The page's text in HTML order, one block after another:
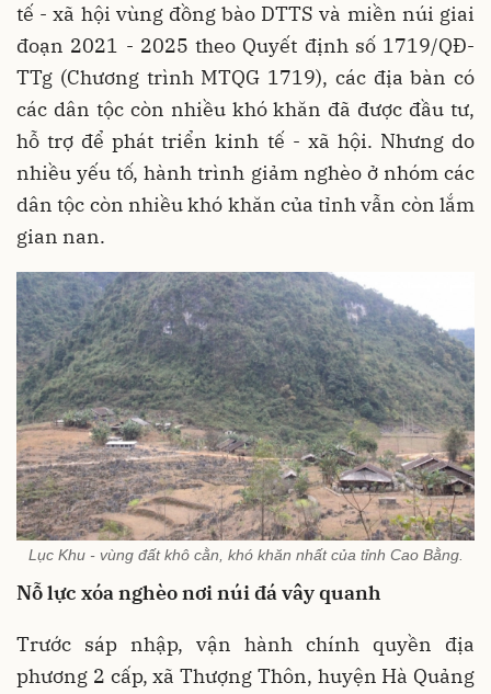
tế - xã hội vùng đồng bào DTTS và miền núi giai
đoạn 2021 - 2025 theo Quyết định số 1719/QĐ-
TTg (Chương trình MTQG 1719), các địa bàn có
các dân tộc còn nhiều khó khăn đã được đầu tư,
hỗ trợ để phát triển kinh tế - xã hội. Nhưng do
nhiều yếu tố, hành trình giảm nghèo ở nhóm các
dân tộc còn nhiều khó khăn của tỉnh vẫn còn lắm
gian nan.
Lục Khu - vùng đất khô cằn, khó khăn nhất của tỉnh Cao Bằng.
Nỗ lực xóa nghèo nơi núi đá vây quanh
Trước sáp nhập, vận hành chính quyền địa
phương 2 cấp, xã Thượng Thôn, huyện Hà Quảng